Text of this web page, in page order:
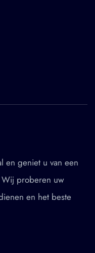
en geniet u van een
Wij proberen uw
en het beste